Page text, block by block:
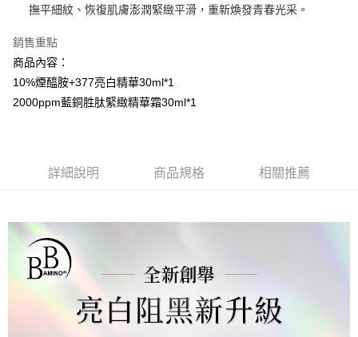
AFTEE先享後付是「在收到商品之後才付款」的支付方式。 讓您購物簡單
１．簡單：不需註冊會員、不需綁卡、不需儲值。
２．便利：只要手機號碼，簡訊認證，即可結帳。
３．安心：先確認商品／服務後，再付款。
１．於結帳方式選擇「AFTEE先享後付」後，將跳轉至「AFTEE先享後付」
ATM／網路銀行／等多元方式進行付款，方視為交易完成。
※ 請注意：結帳手續完成當下不需立刻繳費，但若您需要取消訂單，請聯絡
※ 交易是否成功請以「AFTEE先享後付 」之結帳頁面顯示為準，若有關於
是否繳費成功／繳費後需取消欲退款等相關疑問，請聯繫「AFTEE先享後付
客戶支援中心」
【注意事項】
１．透過由恩沛科技股份有限公司提供之「AFTEE先享後付」服務完成之交
易，需依本服務之必要範圍內提供個人資料，並將交易相關給付款項請求債
權轉讓予恩沛科技股份有限公司。
運送方式
全家取貨付款
每筆NT$100，滿NT$799(含以上)免運費
付款後全家取貨
每筆NT$100，滿NT$799(含以上)免運費
每筆NT$100，滿NT$799(含以上)免運費
宅配
每筆NT$100，滿NT$1,000(含以上)免運費
海外配送(普通)
撫平細紋、恢復肌膚澎潤緊緻平滑，重新煥發青春光采。
銷售重點
商品內容：
10%煙醯胺+377亮白精華30ml*1
2000ppm藍銅胜肽緊緻精華霜30ml*1
詳細說明 商品規格 相關推薦